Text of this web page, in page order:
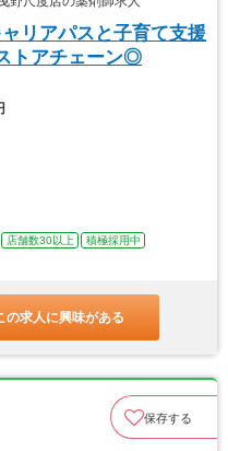
リアパスと子育て支援
トアチェーン◎
店舗数30以上
積極採用中
の求人に興味がある
保存する